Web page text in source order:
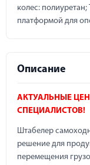
колес:
платформой для
Описание
АКТУАЛЬНЫЕ
СПЕЦИАЛИСТОВ!
Штабелер
решение для
перемещения